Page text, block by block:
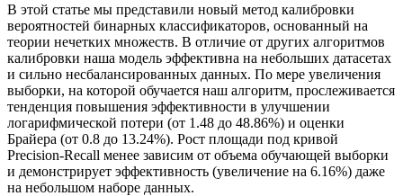
В этой статье мы представили новый метод калибровки
вероятностей бинарных классификаторов, основанный на
теории нечетких множеств. В отличие от других алгоритмов
калибровки наша модель эффективна на небольших датасетах
и сильно несбалансированных данных. По мере увеличения
выборки, на которой обучается наш алгоритм, прослеживается
тенденция повышения эффективности в улучшении
логарифмической потери (от 1.48 до 48.86%) и оценки
Брайера (от 0.8 до 13.24%). Рост площади под кривой
Precision-Recall менее зависим от объема обучающей выборки
и демонстрирует эффективность (увеличение на 6.16%) даже
на небольшом наборе данных.